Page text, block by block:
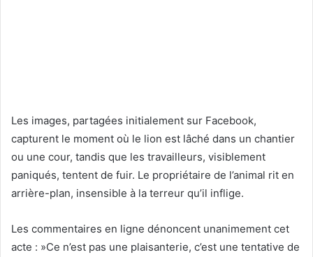
Les images, partagées initialement sur Facebook,
capturent le moment où le lion est lâché dans un chantier
ou une cour, tandis que les travailleurs, visiblement
paniqués, tentent de fuir. Le propriétaire de l’animal rit en
arrière-plan, insensible à la terreur qu’il inflige.
Les commentaires en ligne dénoncent unanimement cet
acte : »Ce n’est pas une plaisanterie, c’est une tentative de